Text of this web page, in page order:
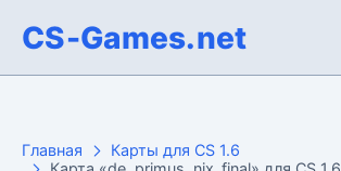
CS-Games.net
Главная
Карты для CS 1.6